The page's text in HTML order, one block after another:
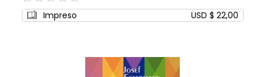
0%
Impreso USD $ 22,00